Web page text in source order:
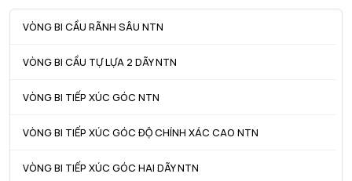
VÒNG BI CẦU RÃNH SÂU NTN
VÒNG BI CẦU TỰ LỰA 2 DÃY NTN
VÒNG BI TIẾP XÚC GÓC NTN
VÒNG BI TIẾP XÚC GÓC ĐỘ CHÍNH XÁC CAO NTN
VÒNG BI TIẾP XÚC GÓC HAI DÃY NTN